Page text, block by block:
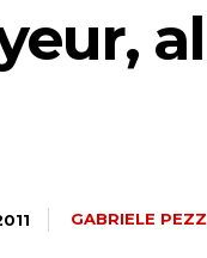
GABRIELE